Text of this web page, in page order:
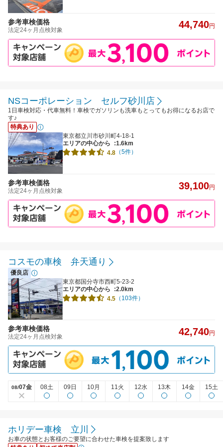
参考車検価格
法定24ヶ月点検対象 44,740円
NSコーポレーション セルフ砂川店
1日車検対応・代車無料！車検でガソリンも洗車もとってもお得になるお店で
す♪
特典あり
東京都立川市砂川町4-18-1
エリアの中心から
:1.6km
4.8 （5件）
参考車検価格
法定24ヶ月点検対象 39,100円
コスモの車検 弁天通り
優良店
東京都国分寺市西町5-23-2
エリアの中心から
:2.0km
4.5 （103件）
参考車検価格
法定24ヶ月点検対象 42,740円
08/07金 08土 09日 10月 11火 12水 13木 14金 15土
ホリデー車検 立川
お車の状態とお客様のご要望に合わせた車検を提案致します